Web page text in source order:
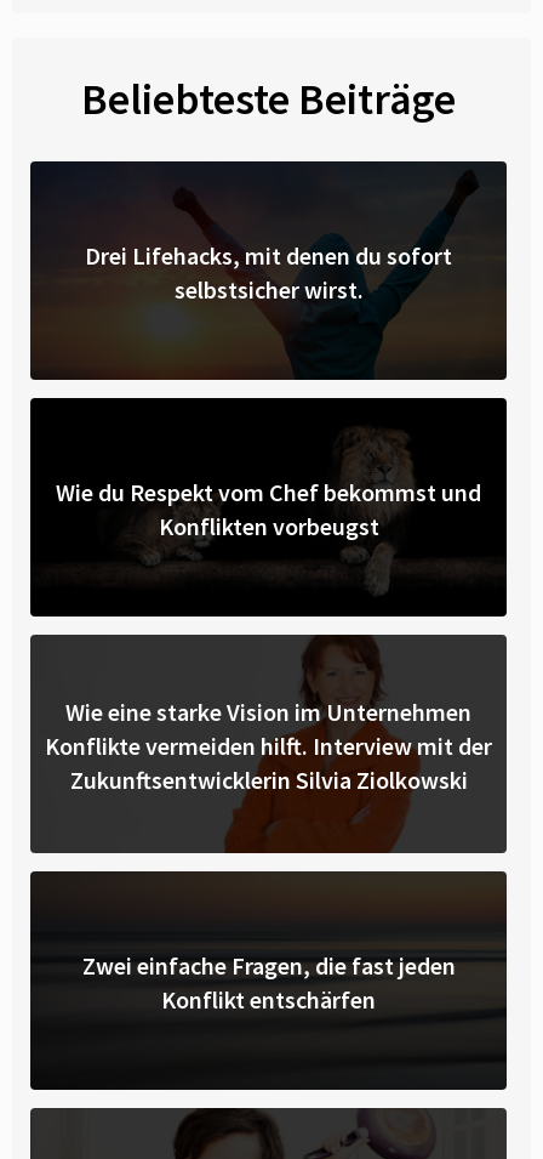
Beliebteste Beiträge
Drei Lifehacks, mit denen du sofort
selbstsicher wirst.
Wie du Respekt vom Chef bekommst und
Konflikten vorbeugst
Wie eine starke Vision im Unternehmen
Konflikte vermeiden hilft. Interview mit der
Zukunftsentwicklerin Silvia Ziolkowski
Zwei einfache Fragen, die fast jeden
Konflikt entschärfen